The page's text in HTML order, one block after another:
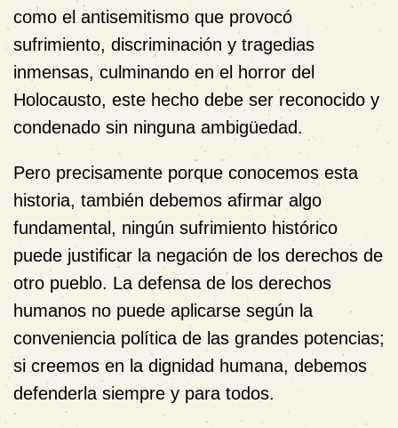
como el antisemitismo que provocó
sufrimiento, discriminación y tragedias
inmensas, culminando en el horror del
Holocausto, este hecho debe ser reconocido y
condenado sin ninguna ambigüedad.
Pero precisamente porque conocemos esta
historia, también debemos afirmar algo
fundamental, ningún sufrimiento histórico
puede justificar la negación de los derechos de
otro pueblo. La defensa de los derechos
humanos no puede aplicarse según la
conveniencia política de las grandes potencias;
si creemos en la dignidad humana, debemos
defenderla siempre y para todos.